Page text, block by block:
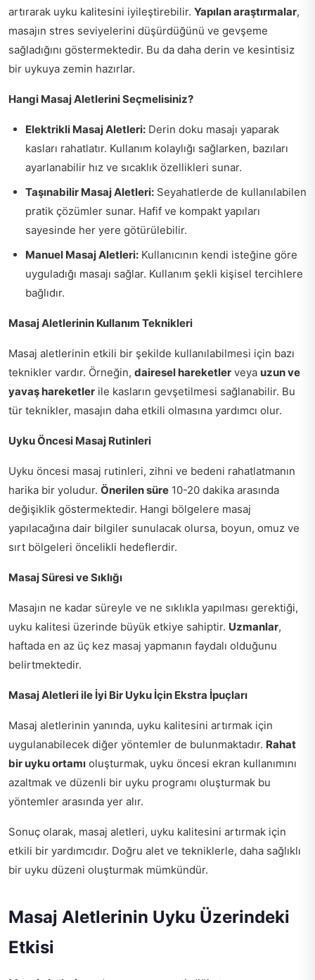
artırarak uyku kalitesini iyileştirebilir. Yapılan araştırmalar,
masajın stres seviyelerini düşürdüğünü ve gevşeme
sağladığını göstermektedir. Bu da daha derin ve kesintisiz
bir uykuya zemin hazırlar.
Hangi Masaj Aletlerini Seçmelisiniz?
Elektrikli Masaj Aletleri: Derin doku masajı yaparak
kasları rahatlatır. Kullanım kolaylığı sağlarken, bazıları
ayarlanabilir hız ve sıcaklık özellikleri sunar.
Taşınabilir Masaj Aletleri: Seyahatlerde de kullanılabilen
pratik çözümler sunar. Hafif ve kompakt yapıları
sayesinde her yere götürülebilir.
Manuel Masaj Aletleri: Kullanıcının kendi isteğine göre
uyguladığı masajı sağlar. Kullanım şekli kişisel tercihlere
bağlıdır.
Masaj Aletlerinin Kullanım Teknikleri
Masaj aletlerinin etkili bir şekilde kullanılabilmesi için bazı
teknikler vardır. Örneğin, dairesel hareketler veya uzun ve
yavaş hareketler ile kasların gevşetilmesi sağlanabilir. Bu
tür teknikler, masajın daha etkili olmasına yardımcı olur.
Uyku Öncesi Masaj Rutinleri
Uyku öncesi masaj rutinleri, zihni ve bedeni rahatlatmanın
harika bir yoludur. Önerilen süre 10-20 dakika arasında
değişiklik göstermektedir. Hangi bölgelere masaj
yapılacağına dair bilgiler sunulacak olursa, boyun, omuz ve
sırt bölgeleri öncelikli hedeflerdir.
Masaj Süresi ve Sıklığı
Masajın ne kadar süreyle ve ne sıklıkla yapılması gerektiği,
uyku kalitesi üzerinde büyük etkiye sahiptir. Uzmanlar,
haftada en az üç kez masaj yapmanın faydalı olduğunu
belirtmektedir.
Masaj Aletleri ile İyi Bir Uyku İçin Ekstra İpuçları
Masaj aletlerinin yanında, uyku kalitesini artırmak için
uygulanabilecek diğer yöntemler de bulunmaktadır. Rahat
bir uyku ortamı oluşturmak, uyku öncesi ekran kullanımını
azaltmak ve düzenli bir uyku programı oluşturmak bu
yöntemler arasında yer alır.
Sonuç olarak, masaj aletleri, uyku kalitesini artırmak için
etkili bir yardımcıdır. Doğru alet ve tekniklerle, daha sağlıklı
bir uyku düzeni oluşturmak mümkündür.
Masaj Aletlerinin Uyku Üzerindeki
Etkisi